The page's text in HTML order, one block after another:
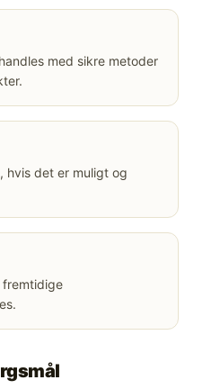
med sikre metoder
hvis det er muligt og
fremtidige